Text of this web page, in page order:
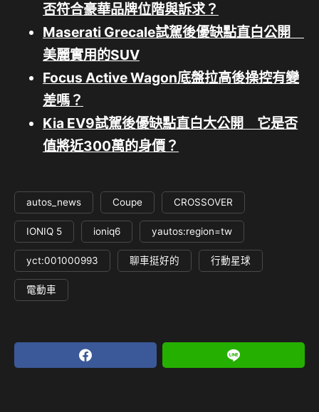
否符合豪華品牌位階與訴求？
Maserati Grecale試駕後優缺點直白公開
美麗實用的SUV
Focus Active Wagon底盤拉高後操控有變
差嗎？
Kia EV9試駕後優缺點直白大公開 它是否
值將近300萬的身價？
autos_news Coupe CROSSOVER
IONIQ 5 ioniq6 yautos:region=tw
yct:001000993 聊車挺好的 行動星球
電動車